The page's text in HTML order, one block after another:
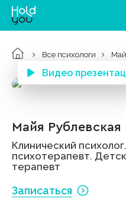
Все психологи
Видео
Майя Рублевская
Клинический
психотерапевт.
терапевт
Записаться